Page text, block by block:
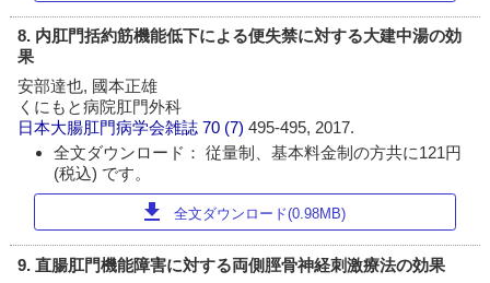
8. 内肛門括約筋機能低下による便失禁に対する大建中湯の効
果
安部達也, 國本正雄
くにもと病院肛門外科
日本大腸肛門病学会雑誌 70 (7)495-495, 2017.
全文ダウンロード： 従量制、基本料金制の方共に121円
(税込) です。
download 全文ダウンロード(0.98MB)
9. 直腸肛門機能障害に対する両側脛骨神経刺激療法の効果